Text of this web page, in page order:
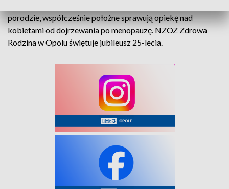
porodzie, współcześnie położne sprawują opiekę nad
kobietami od dojrzewania po menopauzę. NZOZ Zdrowa
Rodzina w Opolu świętuje jubileusz 25-lecia.